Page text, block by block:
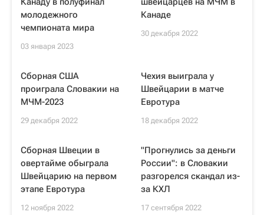
молодежного
чемпионата мира
03 января 2023
Канаде
30 декабря 2022
Сборная США
проиграла Словакии на
МЧМ-2023
29 декабря 2022
Чехия выиграла у
Швейцарии в матче
Евротура
18 декабря 2022
Сборная Швеции в
овертайме обыграла
Швейцарию на первом
этапе Евротура
12 ноября 2022
"Прогнулись за деньги
России": в Словакии
разгорелся скандал из-
за КХЛ
17 сентября 2022